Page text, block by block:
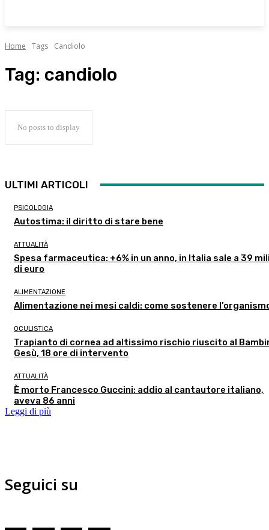
Home Tags Candiolo
Tag: candiolo
No posts to display
ULTIMI ARTICOLI
PSICOLOGIA
Autostima: il diritto di stare bene
ATTUALITÀ
Spesa farmaceutica: +6% in un anno, in Italia sale a 39
di euro
ALIMENTAZIONE
Alimentazione nei mesi caldi: come sostenere
OCULISTICA
Trapianto di cornea ad altissimo rischio riuscito al
Gesù, 18 ore di intervento
ATTUALITÀ
È morto Francesco Guccini: addio al cantautore italiano,
aveva 86 anni
Leggi di più
Seguici su